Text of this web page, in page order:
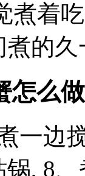
煮着
的
怎么
一边
锅, 8